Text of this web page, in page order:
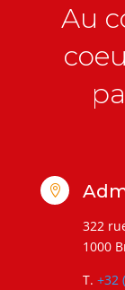
Au

322
1000
T. +32